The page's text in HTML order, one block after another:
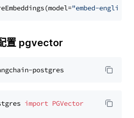
"embed-
置 pgvector
import PGVector